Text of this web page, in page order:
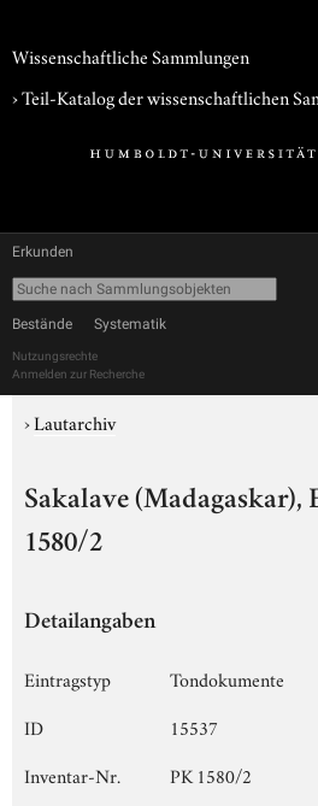
Wissenschaftliche Sammlungen
› Teil-Katalog der wissenschaftlichen
Erkunden
Bestände Systematik
Nutzungsrechte
Anmelden zur Recherche
›Lautarchiv
Sakalave (Madagaskar),
1580/2
Detailangaben
Eintragstyp
Tondokumente
ID
15537
Inventar-Nr.
PK 1580/2